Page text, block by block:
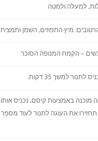
מיץ התפוזים, השמן ותמצית
– הקמח המנופה הסוכר
למשך 35 דקות.
העוגה מוכנה באמצעות קיסם,
את העוגה לתנור לעוד